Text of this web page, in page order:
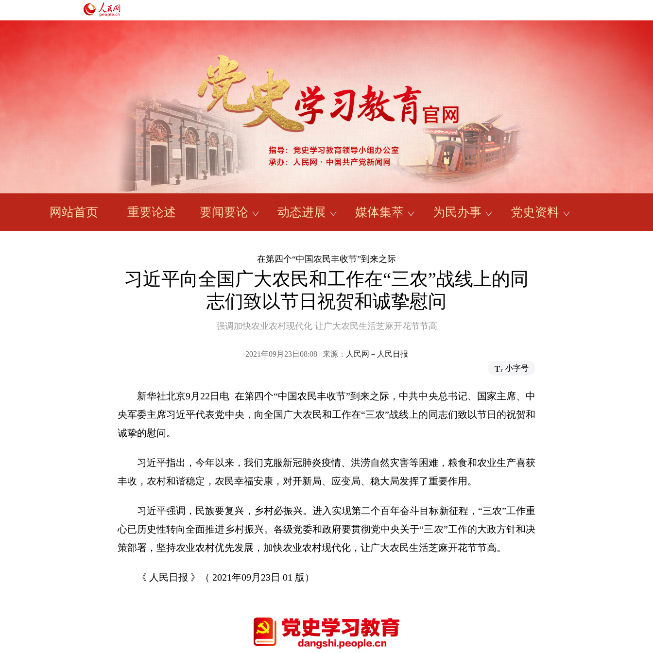
网站首页 重要论述 要闻要论 动态进展 媒体集萃 为民办事 党史资料
在第四个“中国农民丰收节”到来之际
习近平向全国广大农民和工作在“三农”战线上的同
志们致以节日祝贺和诚挚慰问
强调加快农业农村现代化 让广大农民生活芝麻开花节节高
2021年09月23日08:08 | 来源： 人民网－人民日报
小字号
新华社北京9月22日电 在第四个“中国农民丰收节”到来之际，中共中央总书记、国家主席、中
央军委主席习近平代表党中央，向全国广大农民和工作在“三农”战线上的同志们致以节日的祝贺和
诚挚的慰问。
习近平指出，今年以来，我们克服新冠肺炎疫情、洪涝自然灾害等困难，粮食和农业生产喜获
丰收，农村和谐稳定，农民幸福安康，对开新局、应变局、稳大局发挥了重要作用。
习近平强调，民族要复兴，乡村必振兴。进入实现第二个百年奋斗目标新征程，“三农”工作重
心已历史性转向全面推进乡村振兴。各级党委和政府要贯彻党中央关于“三农”工作的大政方针和决
策部署，坚持农业农村优先发展，加快农业农村现代化，让广大农民生活芝麻开花节节高。
《 人民日报 》（ 2021年09月23日 01 版）